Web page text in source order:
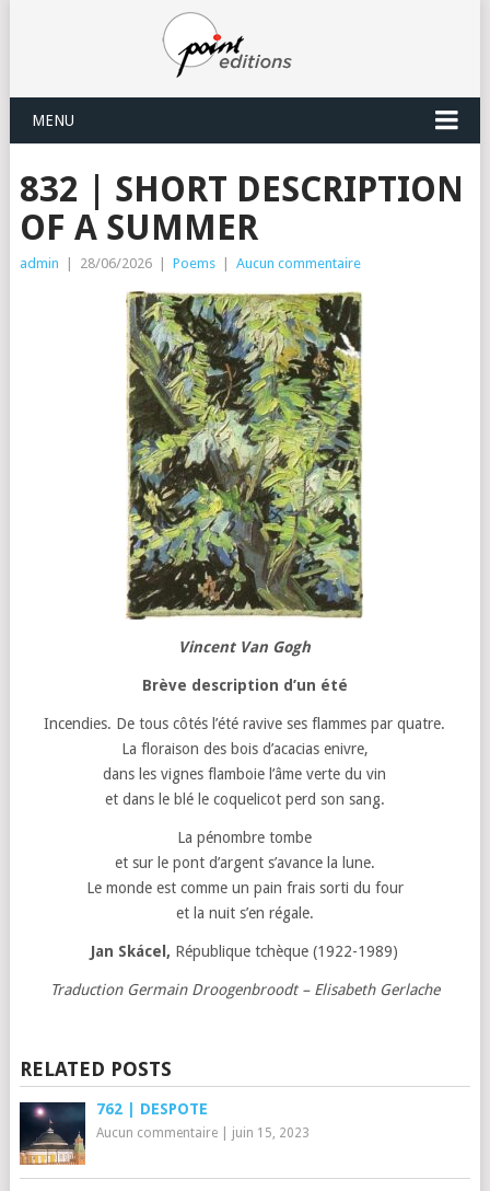
MENU
832 | SHORT DESCRIPTION
OF A SUMMER
admin 28/06/2026 Poems Aucun commentaire
Vincent Van Gogh
Brève description d’un été
Incendies. De tous côtés l’été ravive ses flammes par quatre.
La floraison des bois d’acacias enivre,
dans les vignes flamboie l’âme verte du vin
et dans le blé le coquelicot perd son sang.
La pénombre tombe
et sur le pont d’argent s’avance la lune.
Le monde est comme un pain frais sorti du four
et la nuit s’en régale.
Jan Skácel, République tchèque (1922-1989)
Traduction Germain Droogenbroodt – Elisabeth Gerlache
RELATED POSTS
762 | DESPOTE
Aucun commentaire| juin 15, 2023